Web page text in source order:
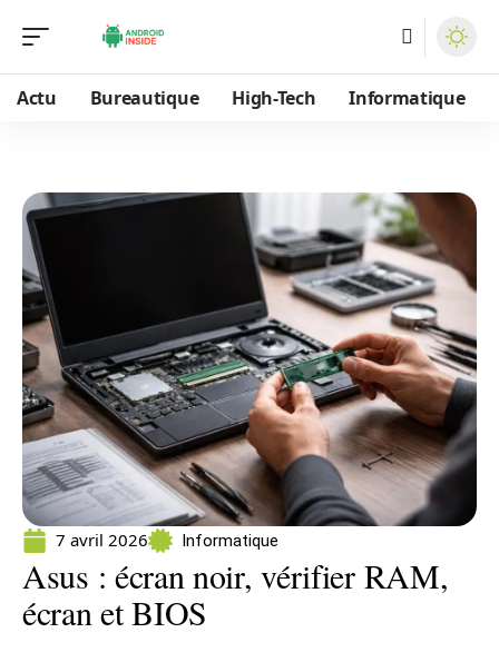
Actu Bureautique High-Tech Informatique
7 avril 2026 Informatique
Asus : écran noir, vérifier RAM,
écran et BIOS